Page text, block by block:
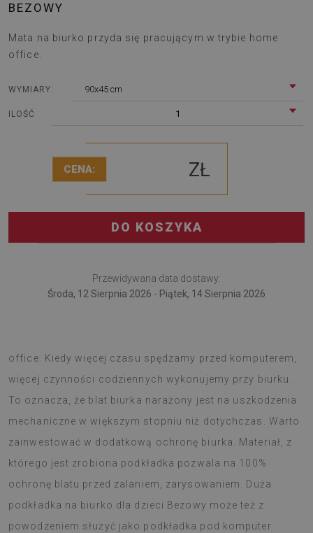
BEZOWY
Mata na biurko przyda się pracującym w trybie home
office.
WYMIARY: 90x45 cm
ILOŚĆ 1
CENA: ZŁ
DO KOSZYKA
Przewidywana data dostawy:
Środa, 12 Sierpnia 2026 - Piątek, 14 Sierpnia 2026
office. Kiedy więcej czasu spędzamy przed komputerem,
więcej czynności codziennych wykonujemy przy biurku.
To oznacza, że blat biurka narażony jest na uszkodzenia
mechaniczne w większym stopniu niż dotychczas. Warto
zainwestować w dodatkową ochronę biurka. Materiał, z
którego jest zrobiona podkładka pozwala na 100%
ochronę blatu przed zalaniem, zarysowaniem. Duża
podkładka na biurko dla dzieci Bezowy może też z
powodzeniem służyć jako podkładka pod komputer.